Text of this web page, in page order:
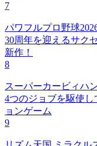
7
パワフルプロ野球
30周年を迎えるサク
新作！
8
スーパーカービィハ
4つのジョブを駆使
ョンゲーム
9